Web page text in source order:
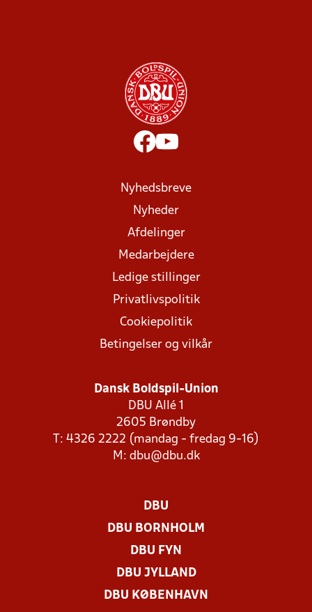
Nyhedsbreve
Nyheder
Afdelinger
Medarbejdere
Ledige stillinger
Privatlivspolitik
Cookiepolitik
Betingelser og vilkår
Dansk Boldspil-Union
DBU Allé 1
2605 Brøndby
T: 4326 2222 (mandag - fredag 9-16)
M: dbu@dbu.dk
DBU
DBU BORNHOLM
DBU FYN
DBU JYLLAND
DBU KØBENHAVN